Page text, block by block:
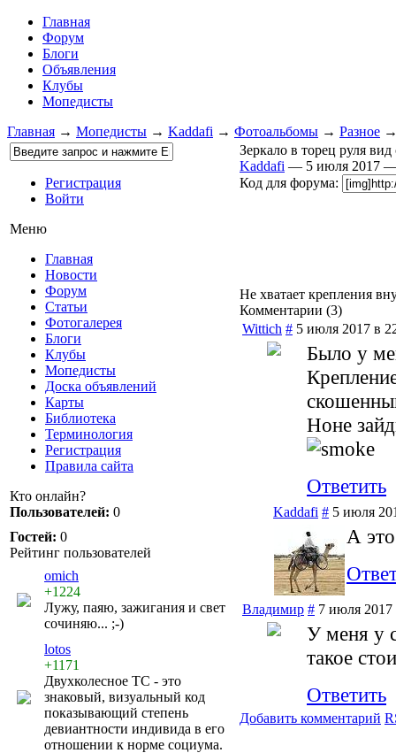
Главная
Форум
Блоги
Объявления
Клубы
Мопедисты
Главная → Мопедисты → Kaddafi → Фотоальбомы → Разное
Регистрация
Войти
Меню
Главная
Новости
Форум
Статьи
Фотогалерея
Блоги
Клубы
Мопедисты
Доска объявлений
Карты
Библиотека
Терминология
Регистрация
Правила сайта
Кто онлайн?
Пользователей: 0
Гостей: 0
Рейтинг пользователей
omich
+1224
Лужу, паяю, зажигания и свет
сочиняю... ;-)
lotos
+1171
Двухколесное ТС - это
знаковый, визуальный код
показывающий степень
девиантности индивида в его
отношении к норме социума.
Зеркало в торец руля вид
Kaddafi — 5 июля 2017
Код для форума:
Не хватает крепления
Комментарии (3)
Wittich # 5 июля 2017 в
Было у
Ноне
Ответить
Kaddafi # 5 июля
А
Владимир # 7 июля 2017
У меня у
такое
Ответить
Добавить комментарий